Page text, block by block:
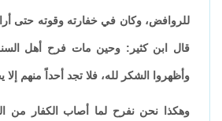
للروافض، وكان في خفارته وقوته حتى
قال ابن كثير: وحين مات فرح أهل
وأظهروا الشكر لله، فلا تجد أحداً منهم إلا
وهكذا نحن نفرح لما أصاب الكفار من